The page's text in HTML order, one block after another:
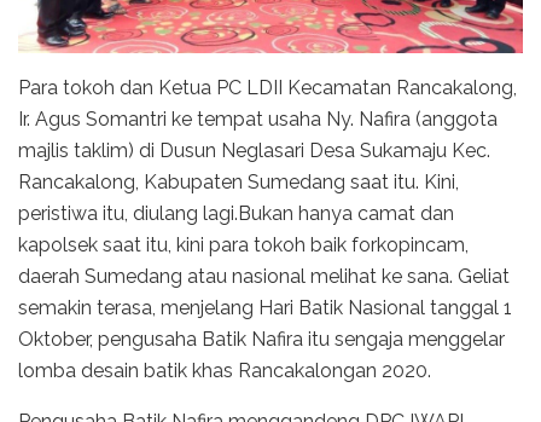
Para tokoh dan Ketua PC LDII Kecamatan Rancakalong,
Ir. Agus Somantri ke tempat usaha Ny. Nafira (anggota
majlis taklim) di Dusun Neglasari Desa Sukamaju Kec.
Rancakalong, Kabupaten Sumedang saat itu. Kini,
peristiwa itu, diulang lagi.Bukan hanya camat dan
kapolsek saat itu, kini para tokoh baik forkopincam,
daerah Sumedang atau nasional melihat ke sana. Geliat
semakin terasa, menjelang Hari Batik Nasional tanggal 1
Oktober, pengusaha Batik Nafira itu sengaja menggelar
lomba desain batik khas Rancakalongan 2020.